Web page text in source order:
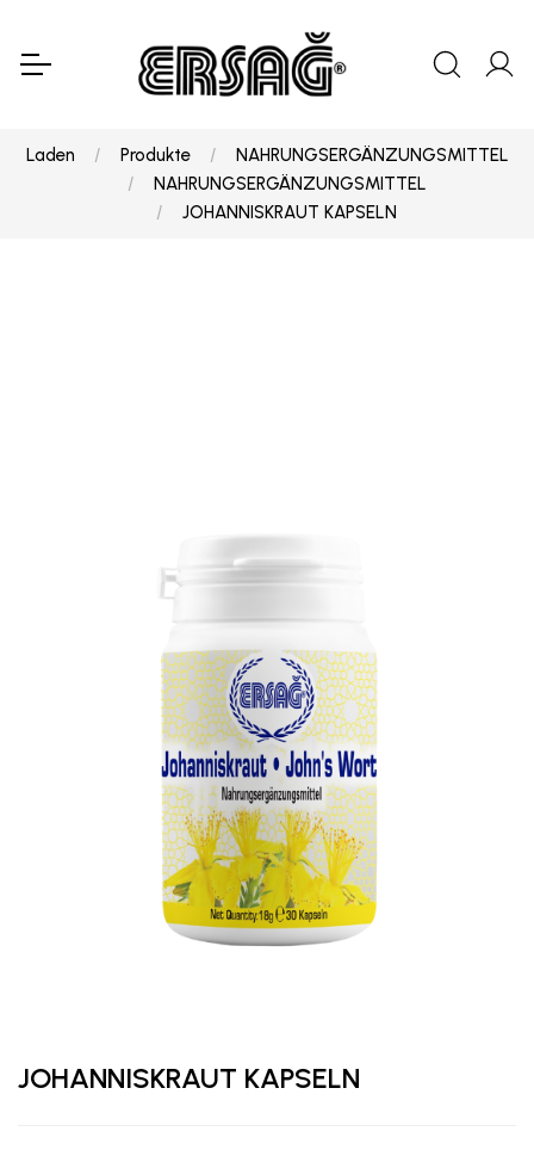
Laden Produkte
NAHRUNGSERGÄNZUNGSMITTEL
NAHRUNGSERGÄNZUNGSMITTEL
JOHANNISKRAUT KAPSELN
JOHANNISKRAUT KAPSELN